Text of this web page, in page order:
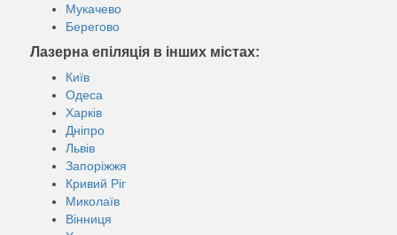
Мукачево
Берегово
Лазерна епіляція в інших містах:
Київ
Одеса
Харків
Дніпро
Львів
Запоріжжя
Кривий Ріг
Миколаїв
Вінниця